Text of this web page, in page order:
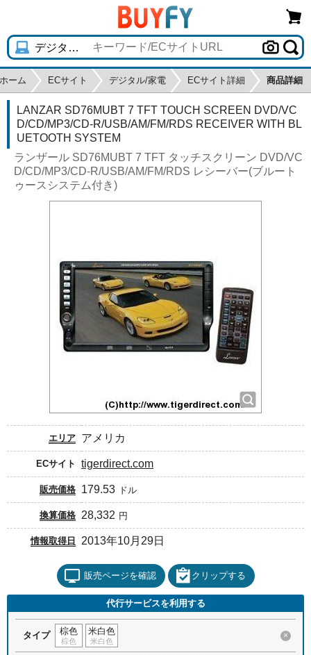
ホーム ECサイト デジタル/家電 ECサイト詳細 商品詳細
LANZAR SD76MUBT 7 TFT TOUCH SCREEN DVD/VC
D/CD/MP3/CD-R/USB/AM/FM/RDS RECEIVER WITH BL
UETOOTH SYSTEM
ランザール SD76MUBT 7 TFT タッチスクリーン DVD/VC
D/CD/MP3/CD-R/USB/AM/FM/RDS レシーバー(ブルート
ゥースシステム付き)
エリア アメリカ
ECサイト tigerdirect.com
販売価格 179.53 ドル
換算価格 28,332 円
情報取得日 2013年10月29日
販売ページを確認 クリップする
代行サービスを利用する
タイプ 棕色
棕色
米白色
米白色
×